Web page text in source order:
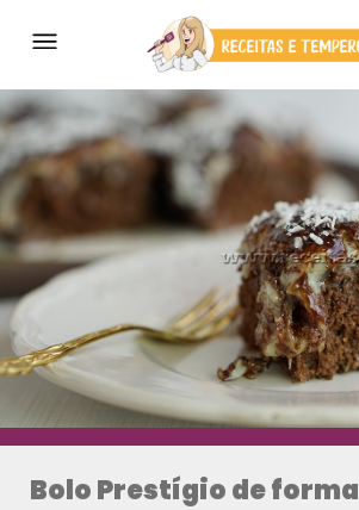
Bolo Prestígio de forma